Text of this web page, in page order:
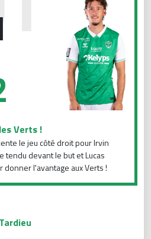
Verts !
le jeu côté droit pour Irvin
tendu devant le but et Lucas
donner l'avantage aux Verts !